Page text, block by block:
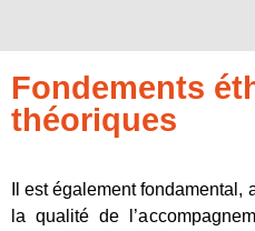
Fondements
théoriques
Il est également fondamental,
la qualité de